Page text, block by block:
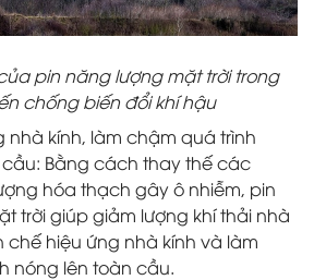
pin năng lượng mặt trời trong
chống biến đổi khí hậu
nhà kính, làm chậm quá trình
Bằng cách thay thế các
hóa thạch gây ô nhiễm, pin
trời giúp giảm lượng khí thải nhà
chế hiệu ứng nhà kính và làm
nóng lên toàn cầu.